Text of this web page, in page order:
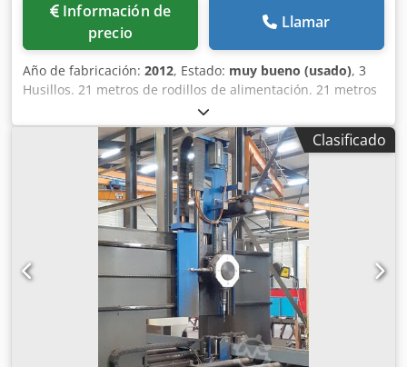
Información de
precio
Llamar
Año de fabricación: 2012, Estado: muy bueno (usado), 3
Husillos. 21 metros de rodillos de alimentación. 21 metros
de rodillos de descarga. Secciones de 1,25 metros.
Medición mediante alimentación por rodillos. Chodeh
Rrxpspfx Ag Tea Transferencias transversales. Clasificado